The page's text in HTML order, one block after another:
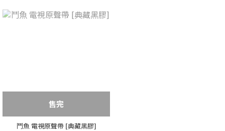
售完
鬥魚 電視原聲帶 [典藏黑膠]